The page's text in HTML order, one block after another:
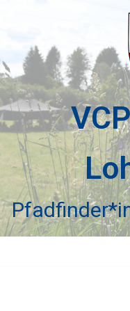
Inhalt
springen